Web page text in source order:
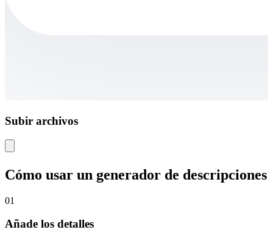
Subir archivos
Cómo usar un generador de descripciones
01
Añade los detalles